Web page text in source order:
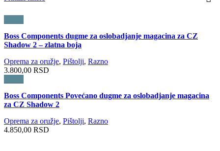
Boss Components dugme za oslobadjanje magacina za CZ
Shadow 2 – zlatna boja
Oprema za oružje, Pištolji, Razno
3.800,00 RSD
Boss Components Povećano dugme za oslobadjanje magacina
za CZ Shadow 2
Oprema za oružje, Pištolji, Razno
4.850,00 RSD